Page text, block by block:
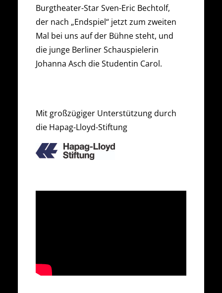
Burgtheater-Star Sven-Eric Bechtolf,
der nach „Endspiel“ jetzt zum zweiten
Mal bei uns auf der Bühne steht, und
die junge Berliner Schauspielerin
Johanna Asch die Studentin Carol.
Mit großzügiger Unterstützung durch
die Hapag-Lloyd-Stiftung